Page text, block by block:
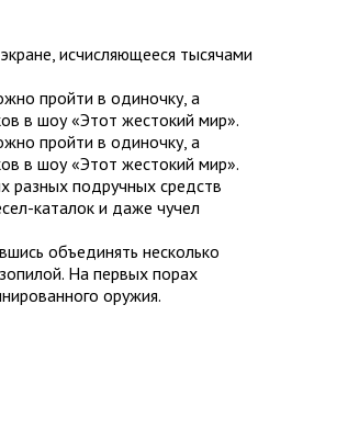
исчисляющееся тысячами
пройти в одиночку, а
в шоу «Этот жестокий мир».
пройти в одиночку, а
в шоу «Этот жестокий мир».
разных подручных средств
каталок и даже чучел
объединять несколько
На первых порах
оружия.